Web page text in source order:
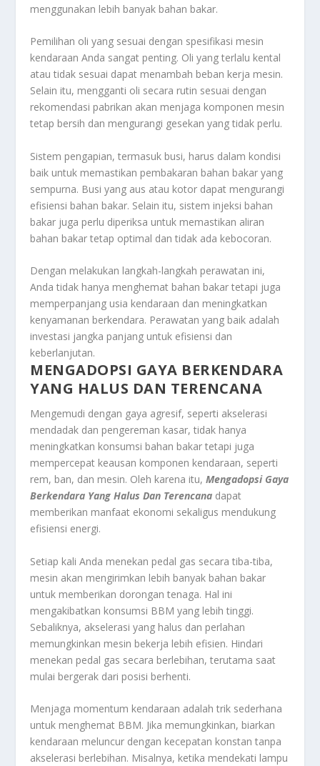
menggunakan lebih banyak bahan bakar.
Pemilihan oli yang sesuai dengan spesifikasi mesin
kendaraan Anda sangat penting. Oli yang terlalu kental
atau tidak sesuai dapat menambah beban kerja mesin.
Selain itu, mengganti oli secara rutin sesuai dengan
rekomendasi pabrikan akan menjaga komponen mesin
tetap bersih dan mengurangi gesekan yang tidak perlu.
Sistem pengapian, termasuk busi, harus dalam kondisi
baik untuk memastikan pembakaran bahan bakar yang
sempurna. Busi yang aus atau kotor dapat mengurangi
efisiensi bahan bakar. Selain itu, sistem injeksi bahan
bakar juga perlu diperiksa untuk memastikan aliran
bahan bakar tetap optimal dan tidak ada kebocoran.
Dengan melakukan langkah-langkah perawatan ini,
Anda tidak hanya menghemat bahan bakar tetapi juga
memperpanjang usia kendaraan dan meningkatkan
kenyamanan berkendara. Perawatan yang baik adalah
investasi jangka panjang untuk efisiensi dan
keberlanjutan.
MENGADOPSI GAYA BERKENDARA
YANG HALUS DAN TERENCANA
Mengemudi dengan gaya agresif, seperti akselerasi
mendadak dan pengereman kasar, tidak hanya
meningkatkan konsumsi bahan bakar tetapi juga
mempercepat keausan komponen kendaraan, seperti
rem, ban, dan mesin. Oleh karena itu,Mengadopsi Gaya
Berkendara Yang Halus Dan Terencana dapat
memberikan manfaat ekonomi sekaligus mendukung
efisiensi energi.
Setiap kali Anda menekan pedal gas secara tiba-tiba,
mesin akan mengirimkan lebih banyak bahan bakar
untuk memberikan dorongan tenaga. Hal ini
mengakibatkan konsumsi BBM yang lebih tinggi.
Sebaliknya, akselerasi yang halus dan perlahan
memungkinkan mesin bekerja lebih efisien. Hindari
menekan pedal gas secara berlebihan, terutama saat
mulai bergerak dari posisi berhenti.
Menjaga momentum kendaraan adalah trik sederhana
untuk menghemat BBM. Jika memungkinkan, biarkan
kendaraan meluncur dengan kecepatan konstan tanpa
akselerasi berlebihan. Misalnya, ketika mendekati lampu